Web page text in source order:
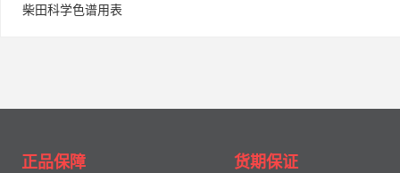
柴田科学色谱用表
正品保障 货期保证